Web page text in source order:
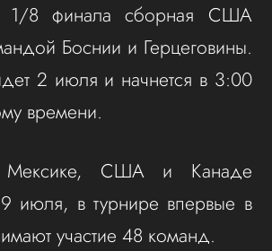
8 финала сборная США
Боснии и Герцеговины.
2 июля и начнется в 3:00
времени.
США и Канаде
июля, в турнире впервые в
участие 48 команд.